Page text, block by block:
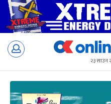
Skip
२३ साउन